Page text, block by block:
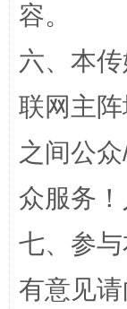
“蜀中异
容。
六、本
联网主
之间公
众服务！
七、参
有意见